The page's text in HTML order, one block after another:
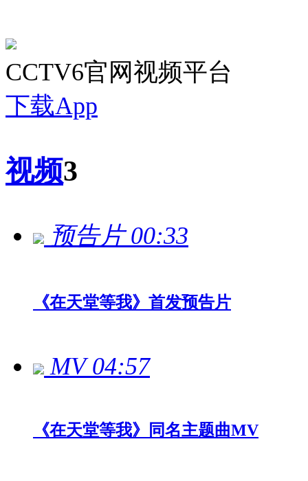
CCTV6官网视频平台
下载App
视频3
预告片 00:33
《在天堂等我》首发预告片
MV 04:57
《在天堂等我》同名主题曲MV